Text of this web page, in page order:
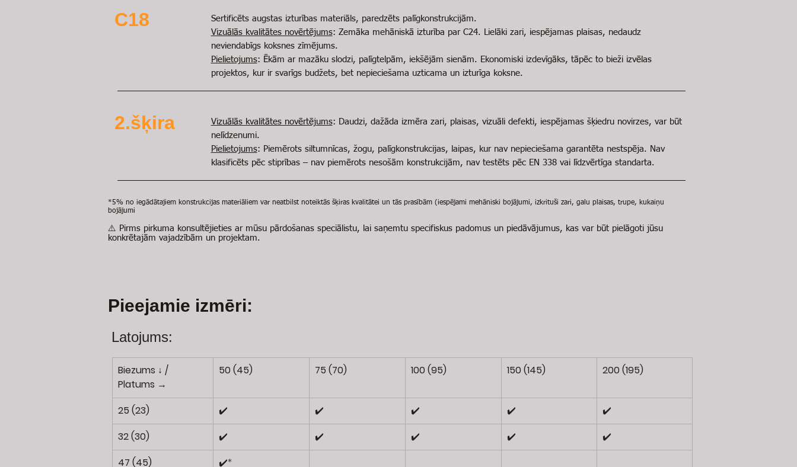
C18
Sertificēts augstas izturības materiāls, paredzēts palīgkonstrukcijām.
Vizuālās kvalitātes novērtējums: Zemāka mehāniskā izturība par C24. Lielāki zari, iespējamas plaisas, nedaudz
neviendabīgs koksnes zīmējums.
Pielietojums: Ēkām ar mazāku slodzi, palīgtelpām, iekšējām sienām. Ekonomiski izdevīgāks, tāpēc to bieži izvēlas
projektos, kur ir svarīgs budžets, bet nepieciešama uzticama un izturīga koksne.
2.šķira Vizuālās kvalitātes novērtējums: Daudzi, dažāda izmēra zari, plaisas, vizuāli defekti, iespējamas šķiedru novirzes, var būt
nelīdzenumi.
Pielietojums: Piemērots siltumnīcas, žogu, palīgkonstrukcijas, laipas, kur nav nepieciešama garantēta nestspēja. Nav
klasificēts pēc stiprības – nav piemērots nesošām konstrukcijām, nav testēts pēc EN 338 vai līdzvērtīga standarta.
​*5% no iegādātajiem konstrukcijas materiāliem var neatbilst noteiktās šķiras kvalitātei un tās prasībām (iespējami mehāniski bojājumi, izkrituši zari, galu plaisas, trupe, kukaiņu
bojājumi
⚠️ Pirms pirkuma konsultējieties ar mūsu pārdošanas speciālistu, lai saņemtu specifiskus padomus un piedāvājumus, kas var būt pielāgoti jūsu
konkrētajām vajadzībām un projektam.
Pieejamie izmēri:
Latojums:
Biezums ↓ /
Platums →
50 (45) 75 (70) 100 (95) 150 (145) 200 (195)
25 (23) ✔️ ✔️ ✔️ ✔️
✔️
32 (30)
✔️ ✔️ ✔️ ✔️
✔️
47 (45)
✔️*